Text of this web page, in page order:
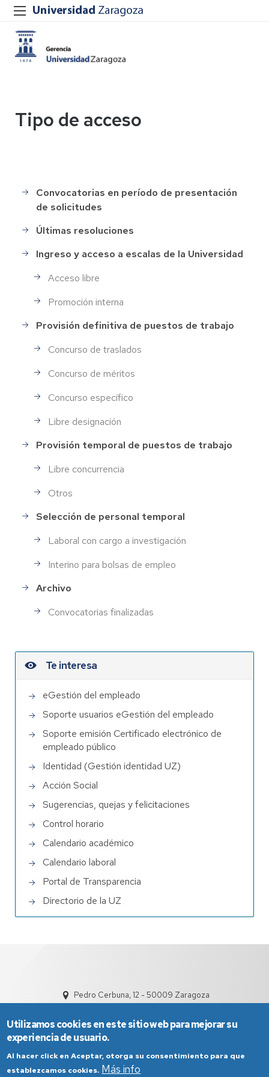
Tipo de acceso
Selección
de
Personal
Convocatorias en período de presentación
de solicitudes
Últimas resoluciones
Ingreso y acceso a escalas de la Universidad
Acceso libre
Promoción interna
Provisión definitiva de puestos de trabajo
Concurso de traslados
Concurso de méritos
Concurso específico
Libre designación
Provisión temporal de puestos de trabajo
Libre concurrencia
Otros
Selección de personal temporal
Laboral con cargo a investigación
Interino para bolsas de empleo
Archivo
Convocatorias finalizadas
Te interesa
eGestión del empleado
Soporte usuarios eGestión del empleado
Soporte emisión Certificado electrónico de
empleado público
Identidad (Gestión identidad UZ)
Acción Social
Sugerencias, quejas y felicitaciones
Control horario
Calendario académico
Calendario laboral
Portal de Transparencia
Directorio de la UZ
Pedro Cerbuna, 12 - 50009 Zaragoza
Utilizamos cookies en este sitio web para mejorar su
experiencia de usuario.
Al hacer click en Aceptar, otorga su consentimiento para que
establezcamos cookies. Más info